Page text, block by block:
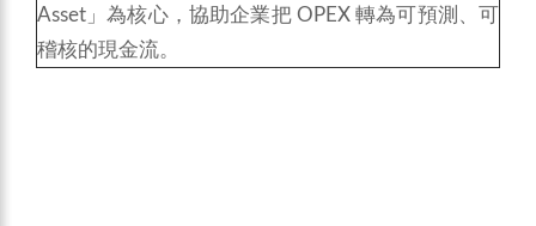
Asset」為核心，協助企業把 OPEX 轉為可預測、可
稽核的現金流。